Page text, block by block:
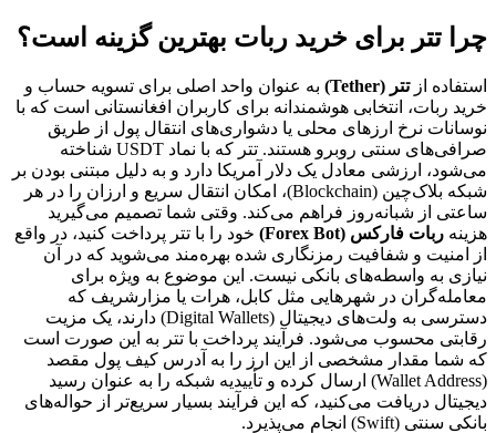
چرا تتر برای خرید ربات بهترین گزینه است؟
استفاده ازتتر (Tether)
به عنوان واحد اصلی برای تسویه حساب و
خرید ربات، انتخابی هوشمندانه برای کاربران افغانستانی است که با
نوسانات نرخ ارزهای محلی یا دشواری‌های انتقال پول از طریق
صرافی‌های سنتی روبرو هستند. تتر که با نماد USDT شناخته
می‌شود، ارزشی معادل یک دلار آمریکا دارد و به دلیل مبتنی بودن بر
شبکه بلاک‌چین (Blockchain)، امکان انتقال سریع و ارزان را در هر
ساعتی از شبانه‌روز فراهم می‌کند. وقتی شما تصمیم می‌گیرید
هزینه ربات فارکس (Forex Bot)
خود را با تتر پرداخت کنید، در واقع
از امنیت و شفافیت رمزنگاری شده بهره‌مند می‌شوید که در آن
نیازی به واسطه‌های بانکی نیست. این موضوع به ویژه برای
معامله‌گران در شهرهایی مثل کابل، هرات یا مزارشریف که
دسترسی به ولت‌های دیجیتال (Digital Wallets) دارند، یک مزیت
رقابتی محسوب می‌شود. فرآیند پرداخت با تتر به این صورت است
که شما مقدار مشخصی از این ارز را به آدرس کیف پول مقصد
(Wallet Address) ارسال کرده و تأییدیه شبکه را به عنوان رسید
دیجیتال دریافت می‌کنید، که این فرآیند بسیار سریع‌تر از حواله‌های
بانکی سنتی (Swift) انجام می‌پذیرد.